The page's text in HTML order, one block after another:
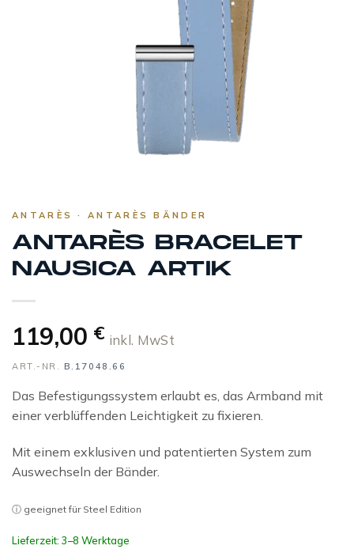
ANTARÈS · ANTARÈS BÄNDER
ANTARÈS BRACELET
NAUSICA ARTIK
119,00 € inkl. MwSt
ART.-NR. B.17048.66
Das Befestigungssystem erlaubt es, das Armband mit
einer verblüffenden Leichtigkeit zu fixieren.
Mit einem exklusiven und patentierten System zum
Auswechseln der Bänder.
ⓘ geeignet für Steel Edition
Lieferzeit: 3–8 Werktage